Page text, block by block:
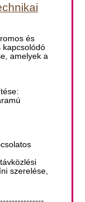
és
kapcsolódó
amelyek a
szerelése,